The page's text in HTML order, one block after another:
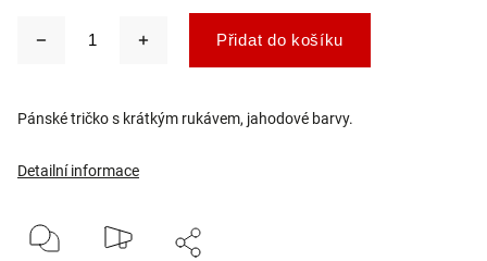
Přidat do košíku
Pánské tričko s krátkým rukávem, jahodové barvy.
Detailní informace